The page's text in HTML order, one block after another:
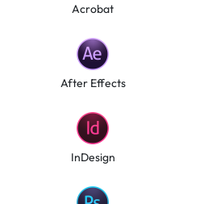
Acrobat
After Effects
InDesign